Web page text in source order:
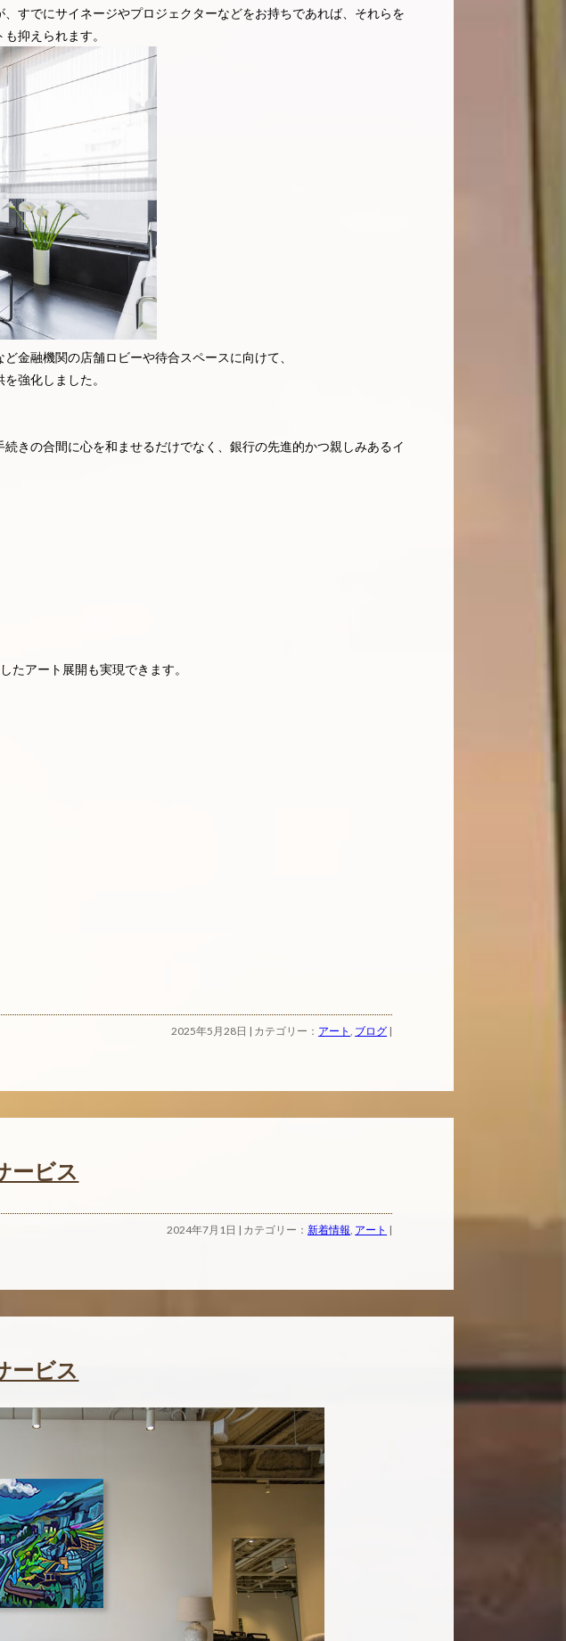
すでにサイネージやプロジェクターなどをお持ちであれば、それらを
抑えられます。
金融機関の店舗ロビーや待合スペースに向けて、
強化しました。
きの合間に心を和ませるだけでなく、銀行の先進的かつ親しみあるイ
たアート展開も実現できます。
2025年5月28日 | カテゴリー： アート ブログ |
ービス
2024年7月1日 | カテゴリー：新着情報 アート |
ービス